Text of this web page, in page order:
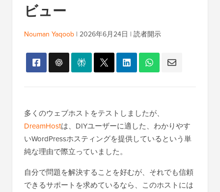
ビュー
Nouman Yaqoob | 2026年6月24日 | 読者開示
多くのウェブホストをテストしましたが、
DreamHostは、DIYユーザーに適した、わかりやす
いWordPressホスティングを提供しているという単
純な理由で際立っていました。
自分で問題を解決することを好むが、それでも信頼
できるサポートを求めているなら、このホストには